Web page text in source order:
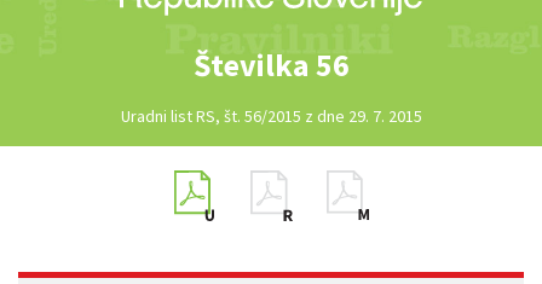
Številka 56
Uradni list RS, št. 56/2015 z dne 29. 7. 2015